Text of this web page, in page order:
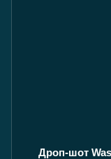
Дроп-шот